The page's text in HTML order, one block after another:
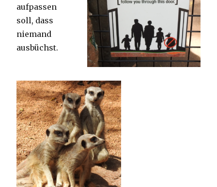
aufpassen
soll, dass
niemand
ausbüchst.